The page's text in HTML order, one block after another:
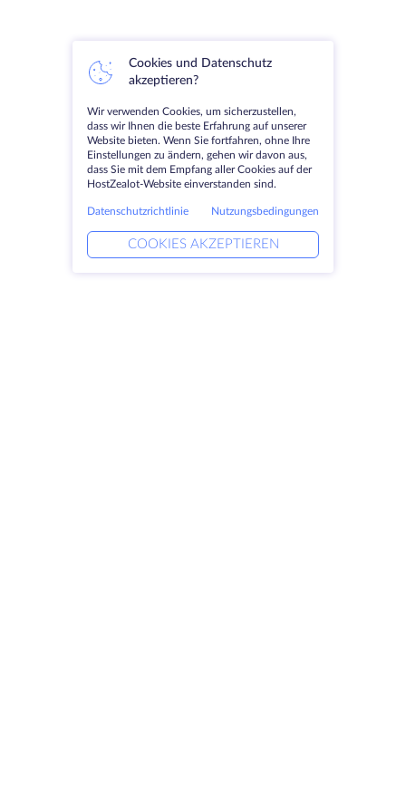
Cookies und Datenschutz
akzeptieren?
Wir verwenden Cookies, um sicherzustellen,
dass wir Ihnen die beste Erfahrung auf unserer
Website bieten. Wenn Sie fortfahren, ohne Ihre
Einstellungen zu ändern, gehen wir davon aus,
dass Sie mit dem Empfang aller Cookies auf der
HostZealot-Website einverstanden sind.
Datenschutzrichtlinie Nutzungsbedingungen
COOKIES AKZEPTIEREN